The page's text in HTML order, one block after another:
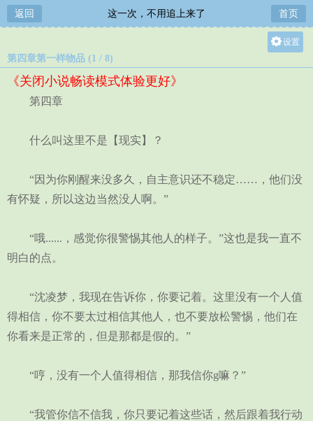
返回 这一次，不用追上来了 首页
设置
第四章第一样物品 (1 / 8)
《关闭小说畅读模式体验更好》
第四章
什么叫这里不是【现实】？
“因为你刚醒来没多久，自主意识还不稳定……，他们没
有怀疑，所以这边当然没人啊。”
“哦......，感觉你很警惕其他人的样子。”这也是我一直不
明白的点。
“沈凌梦，我现在告诉你，你要记着。这里没有一个人值
得相信，你不要太过相信其他人，也不要放松警惕，他们在
你看来是正常的，但是那都是假的。”
“哼，没有一个人值得相信，那我信你g嘛？”
“我管你信不信我，你只要记着这些话，然后跟着我行动